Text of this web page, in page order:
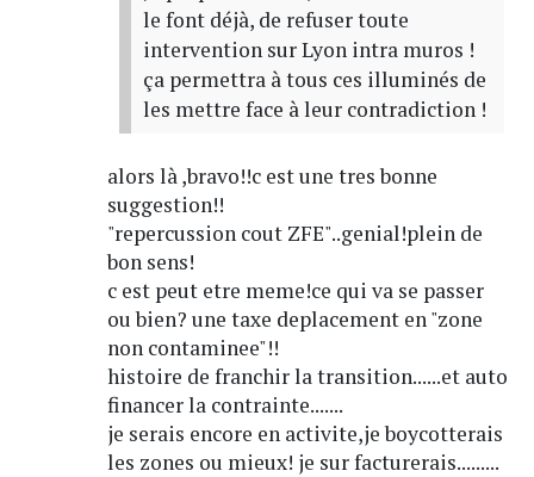
le font déjà, de refuser toute
intervention sur Lyon intra muros !
ça permettra à tous ces illuminés de
les mettre face à leur contradiction !
alors là ,bravo!!c est une tres bonne
suggestion!!
"repercussion cout ZFE"..genial!plein de
bon sens!
c est peut etre meme!ce qui va se passer
ou bien? une taxe deplacement en "zone
non contaminee"!!
histoire de franchir la transition......et auto
financer la contrainte.......
je serais encore en activite,je boycotterais
les zones ou mieux! je sur facturerais.........